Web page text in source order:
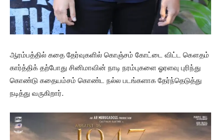
ஆரம்பத்தில் கதை தேர்வுகளில் கொஞ்சம் கோட்டை விட்ட கௌதம்
கார்த்திக் தற்போது சினிமாவின் நாடி நரம்புகளை ஓரளவு புரிந்து
கொண்டு கதையம்சம் கொண்ட நல்ல படங்களாக தேர்ந்தெடுத்து
நடித்து வருகிறார்.